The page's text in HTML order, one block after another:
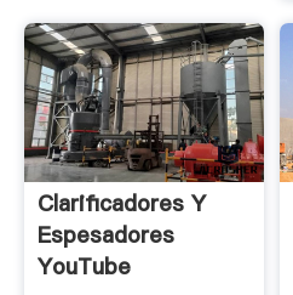
Clarificadores Y
Espesadores
YouTube